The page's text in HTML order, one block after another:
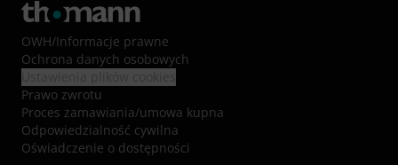
OWH/Informacje prawne
Ochrona danych osobowych
Prawo zwrotu
Proces zamawiania/umowa kupna
Odpowiedzialność cywilna
Oświadczenie o dostępności